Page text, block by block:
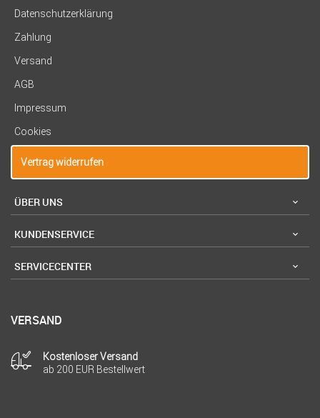
Datenschutzerklärung
Zahlung
Versand
AGB
Impressum
Cookies
Vertrag widerrufen
ÜBER UNS
KUNDENSERVICE
SERVICECENTER
VERSAND
Kostenloser Versand
ab 200 EUR Bestellwert